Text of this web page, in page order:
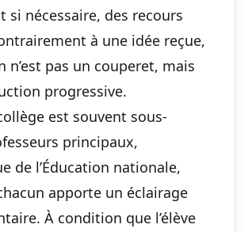
si nécessaire, des recours
à une idée reçue,
n’est pas un couperet, mais
progressive.
est souvent sous-
principaux,
de l’Éducation nationale,
apporte un éclairage
À condition que l’élève